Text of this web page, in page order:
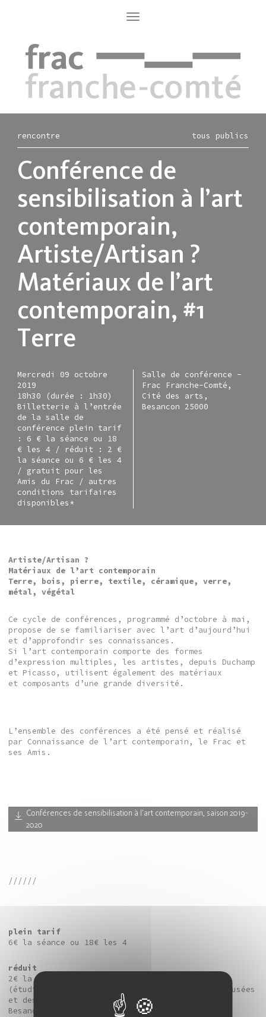
Toggle
navigation
rencontre tous publics
Conférence de
sensibilisation à l’art
contemporain,
Artiste/Artisan ?
Matériaux de l’art
contemporain, #1
Terre
Mercredi 09 octobre
2019
18h30 (durée : 1h30)
Billetterie à l’entrée
de la salle de
conférence plein tarif
: 6 € la séance ou 18
€ les 4 / réduit : 2 €
la séance ou 6 € les 4
/ gratuit pour les
Amis du Frac / autres
conditions tarifaires
disponibles*
Salle de conférence -
Frac Franche-Comté,
Cité des arts,
Besancon 25000
Artiste/Artisan ?
Matériaux de l’art contemporain
Terre, bois, pierre, textile, céramique, verre,
métal, végétal
Ce cycle de conférences, programmé d’octobre à mai,
propose de se familiariser avec l’art d’aujourd’hui
et d’approfondir ses connaissances.
Si l’art contemporain comporte des formes
d’expression multiples, les artistes, depuis Duchamp
et Picasso, utilisent également des matériaux
et composants d’une grande diversité.
L’ensemble des conférences a été pensé et réalisé
par Connaissance de l’art contemporain, le Frac et
ses Amis.
Conférences de sensibilisation à l’art contemporain, saison 2019-
2020
//////
plein tarif
6€ la séance ou 18€ les 4
réduit
2€ la séance ou 6€ les 4
(étudiants, demandeurs d’emploi, les Amis des Musées
et des Bibliothèques de Besançon, Photographie
Besançon Les Amis)